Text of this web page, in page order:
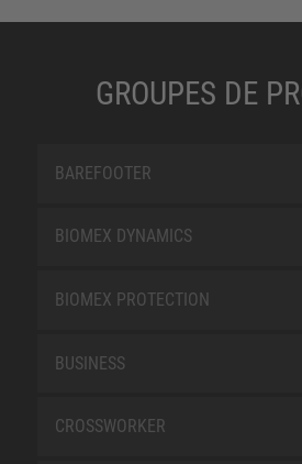
GROUPES DE
BAREFOOTER
BIOMEX DYNAMICS
BIOMEX PROTECTION
BUSINESS
CROSSWORKER